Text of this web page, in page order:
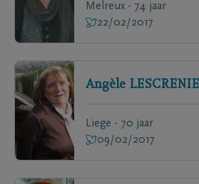
Melreux - 74 jaar
22/02/2017
Angèle
Liege - 70 jaar
09/02/2017